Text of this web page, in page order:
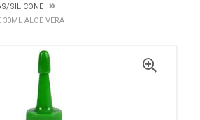
SILICONE
ALOE VERA